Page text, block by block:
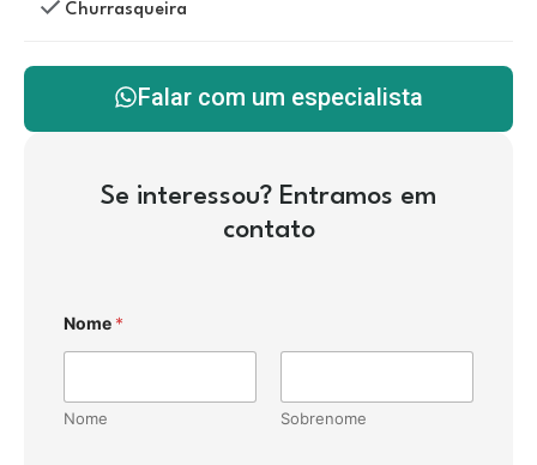
Churrasqueira
Falar com um especialista
Se interessou? Entramos em
contato
Nome *
Nome Sobrenome